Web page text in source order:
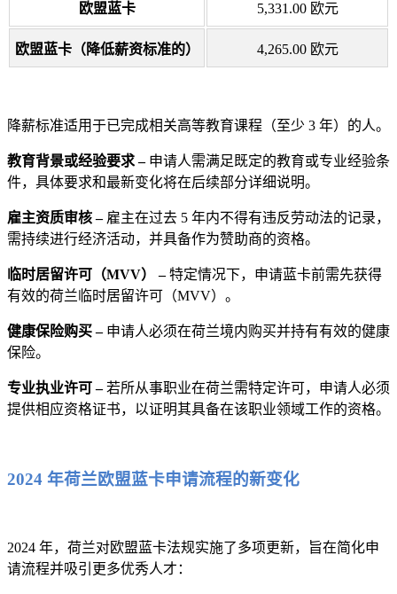
欧盟蓝卡 5,331.00 欧元
欧盟蓝卡（降低薪资标准的） 4,265.00 欧元
降薪标准适用于已完成相关高等教育课程（至少 3 年）的人。
教育背景或经验要求 – 申请人需满足既定的教育或专业经验条
件，具体要求和最新变化将在后续部分详细说明。
雇主资质审核 – 雇主在过去 5 年内不得有违反劳动法的记录，
需持续进行经济活动，并具备作为赞助商的资格。
临时居留许可（MVV） –特定情况下，申请蓝卡前需先获得
有效的荷兰临时居留许可（MVV）。
健康保险购买 – 申请人必须在荷兰境内购买并持有有效的健康
保险。
专业执业许可 –若所从事职业在荷兰需特定许可，申请人必须
提供相应资格证书，以证明其具备在该职业领域工作的资格。
2024 年荷兰欧盟蓝卡申请流程的新变化
2024 年，荷兰对欧盟蓝卡法规实施了多项更新，旨在简化申
请流程并吸引更多优秀人才：